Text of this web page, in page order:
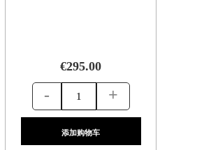
€295.00
- +
添加购物车